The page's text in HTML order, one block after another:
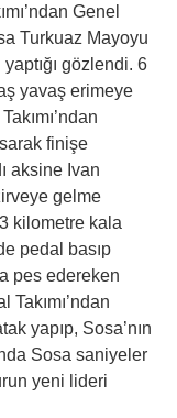
Genel
Turkuaz Mayoyu
gözlendi. 6
yavaş erimeye
finişe
aksine Ivan
gelme
kilometre kala
pedal basıp
pes edereken
yapıp, Sosa’nın
Sosa saniyeler
yeni lideri